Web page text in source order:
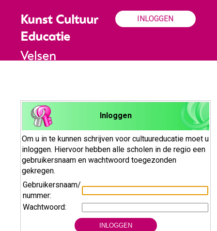
INLOGGEN
Kunst Cultuur
Educatie
Velsen
Inloggen
Om u in te kunnen schrijven voor cultuureducatie moet u
inloggen. Hiervoor hebben alle scholen in de regio een
gebruikersnaam en wachtwoord toegezonden
gekregen.
Gebruikersnaam/
nummer:
Wachtwoord:
INLOGGEN